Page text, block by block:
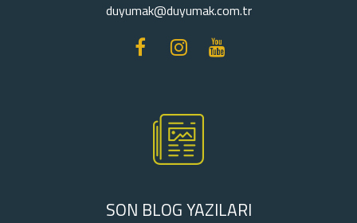
duyumak@duyumak.com.tr
SON BLOG YAZILARI